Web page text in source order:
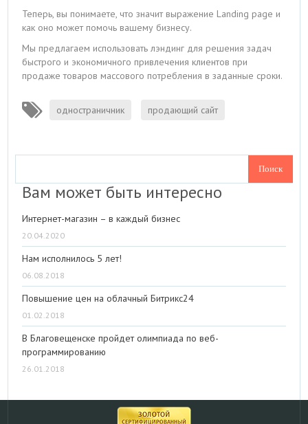
Теперь, вы понимаете, что значит выражение Landing page и
как оно может помочь вашему бизнесу.
Мы предлагаем использовать лэндинг для решения задач
быстрого и экономичного привлечения клиентов при
продаже товаров массового потребления в заданные сроки.
одностраничник продающий сайт
Вам может быть интересно
Интернет-магазин – в каждый бизнес
20.04.2020
Нам исполнилось 5 лет!
06.08.2018
Повышение цен на облачный Битрикс24
01.02.2018
В Благовещенске пройдет олимпиада по веб-
программированию
26.01.2018